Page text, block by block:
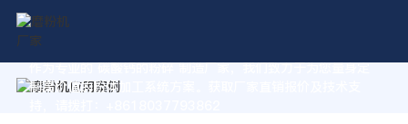
作为专业的 碳酸钙的粉碎 制造厂家，我们致力于为您量身定
制高价值的粉体加工系统方案。获取厂家直销报价及技术支